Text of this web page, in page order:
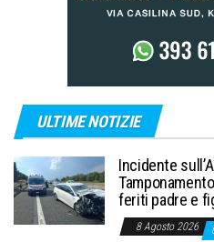
ULTIME NOTIZIE
Incidente
feriti padre e
8 Agosto 2026